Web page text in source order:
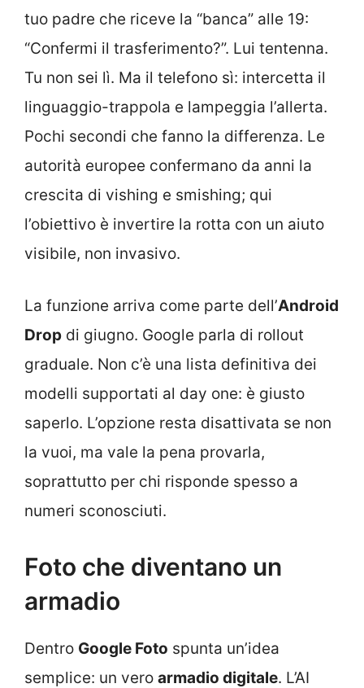
tuo padre che riceve la “banca” alle 19:
“Confermi il trasferimento?”. Lui tentenna.
Tu non sei lì. Ma il telefono sì: intercetta il
linguaggio-trappola e lampeggia l’allerta.
Pochi secondi che fanno la differenza. Le
autorità europee confermano da anni la
crescita di vishing e smishing; qui
l’obiettivo è invertire la rotta con un aiuto
visibile, non invasivo.
La funzione arriva come parte dell’Android
Drop di giugno. Google parla di rollout
graduale. Non c’è una lista definitiva dei
modelli supportati al day one: è giusto
saperlo. L’opzione resta disattivata se non
la vuoi, ma vale la pena provarla,
soprattutto per chi risponde spesso a
numeri sconosciuti.
Foto che diventano un
armadio
Dentro Google Foto spunta un’idea
semplice: un vero armadio digitale. L’AI